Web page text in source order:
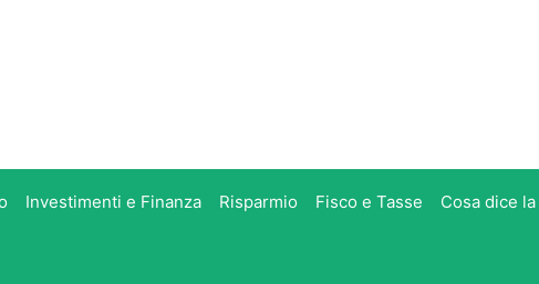
Investimenti e Finanza Risparmio Fisco e Tasse Cosa dice